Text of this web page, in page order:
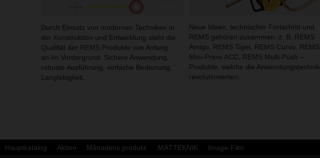
Durch Einsatz von modernen Techniken in
der Konstruktion und Entwicklung steht die
Qualität der REMS Produkte von Anfang
an im Vordergrund: Sichere Anwendung,
robuste Ausführung, einfache Bedienung,
Langlebigkeit.
Neue Ideen, technischer Fortschritt und
REMS gehören zusammen: z. B. REMS
Amigo, REMS Tiger, REMS Curvo, REMS
Mini-Press ACC, REMS Multi-Push –
Produkte, welche die Anwendungstechnik
revolutionierten.
Hauptkatalog Aktion Månadens produkt MÄTTEKNIK Image-Film